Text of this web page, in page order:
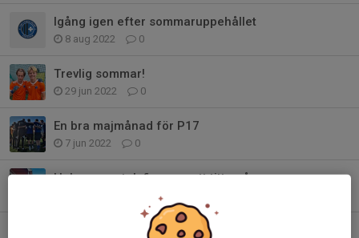
Igång igen efter sommaruppehållet
8 aug 2022 0
Trevlig sommar!
29 jun 2022 0
En bra majmånad för P17
7 jun 2022 0
Helgens match finns nu att titta på
Fortsatta träningar på Vikingavallen under v.18